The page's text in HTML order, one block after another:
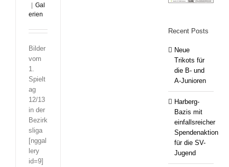
Gal
erien
Bilder
vom
1.
Spielt
ag
12/13
in der
Bezirk
sliga
[nggal
lery
id=9]
Recent Posts
Neue
Trikots für
die B- und
A-Junioren
Harberg-
Bazis mit
einfallsreicher
Spendenaktion
für die SV-
Jugend